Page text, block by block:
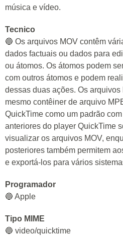
música e vídeo.
Tecnico
🔵 Os arquivos MOV contêm
dados factuais ou dados para
ou átomos. Os átomos podem
com outros átomos e podem
dessas duas ações. Os
mesmo contêiner de arquivo
QuickTime como um padrão
anteriores do player QuickTime
visualizar os arquivos MOV,
posteriores também permitem
e exportá-los para vários
Programador
🔵 Apple
Tipo MIME
🔵 video/quicktime